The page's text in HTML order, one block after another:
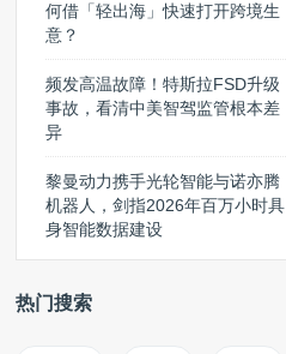
何借「轻出海」快速打开跨境生
意？
频发高温故障！特斯拉FSD升级
事故，看清中美智驾监管根本差
异
黎曼动力携手光轮智能与诺亦腾
机器人，剑指2026年百万小时具
身智能数据建设
热门搜索